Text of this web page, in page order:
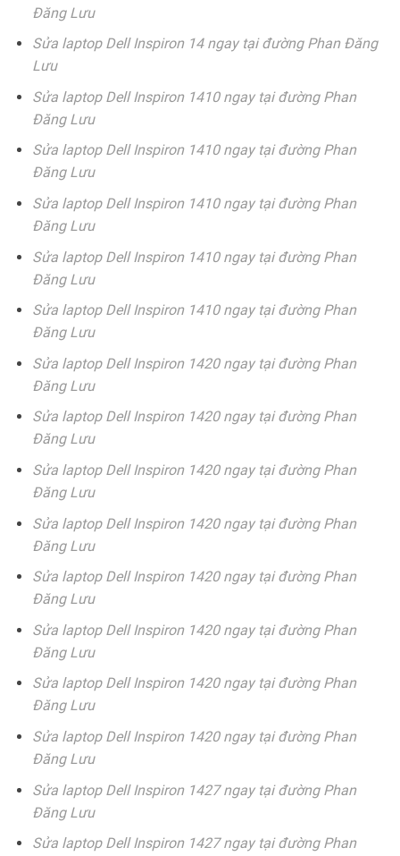
Đăng Lưu
Sửa laptop Dell Inspiron 14 ngay tại đường Phan Đăng
Lưu
Sửa laptop Dell Inspiron 1410 ngay tại đường Phan
Đăng Lưu
Sửa laptop Dell Inspiron 1410 ngay tại đường Phan
Đăng Lưu
Sửa laptop Dell Inspiron 1410 ngay tại đường Phan
Đăng Lưu
Sửa laptop Dell Inspiron 1410 ngay tại đường Phan
Đăng Lưu
Sửa laptop Dell Inspiron 1410 ngay tại đường Phan
Đăng Lưu
Sửa laptop Dell Inspiron 1420 ngay tại đường Phan
Đăng Lưu
Sửa laptop Dell Inspiron 1420 ngay tại đường Phan
Đăng Lưu
Sửa laptop Dell Inspiron 1420 ngay tại đường Phan
Đăng Lưu
Sửa laptop Dell Inspiron 1420 ngay tại đường Phan
Đăng Lưu
Sửa laptop Dell Inspiron 1420 ngay tại đường Phan
Đăng Lưu
Sửa laptop Dell Inspiron 1420 ngay tại đường Phan
Đăng Lưu
Sửa laptop Dell Inspiron 1420 ngay tại đường Phan
Đăng Lưu
Sửa laptop Dell Inspiron 1420 ngay tại đường Phan
Đăng Lưu
Sửa laptop Dell Inspiron 1427 ngay tại đường Phan
Đăng Lưu
Sửa laptop Dell Inspiron 1427 ngay tại đường Phan